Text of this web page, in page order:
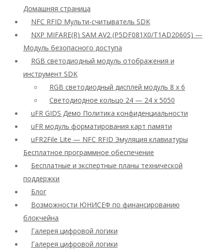
Домашняя страница
NFC RFID Мульти-считыватель SDK
NXP MIFARE(R) SAM AV2 (P5DF081X0/T1AD2060S) —
Модуль безопасного доступа
RGB светодиодный модуль отображения и
инструмент SDK
RGB светодиодный дисплей модуль 8 x 6
Светодиодное кольцо 24 — 24 x 5050
uFR GIDS Демо Политика конфиденциальности
uFR модуль форматирования карт памяти
uFR2File Lite — NFC RFID Эмуляция клавиатуры
Бесплатное программное обеспечение
Бесплатные и экспертные планы технической
поддержки
Блог
Возможности ЮНИСЕФ по финансированию
блокчейна
Галерея цифровой логики
Галерея цифровой логики